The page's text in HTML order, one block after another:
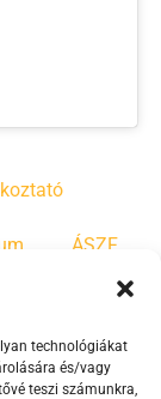
technológiákat
és/vagy
teszi számunkra,
ÁSZF